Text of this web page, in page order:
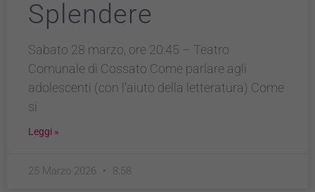
Splendere
Sabato 28 marzo, ore 20:45 – Teatro
Comunale di Cossato Come parlare agli
adolescenti (con l’aiuto della letteratura) Come
si
Leggi »
25 Marzo 2026 8:58